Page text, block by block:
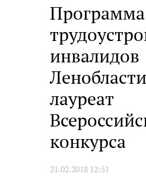
Программа
инвалидов
лауреат
конкурса
21.02.2018 12:51